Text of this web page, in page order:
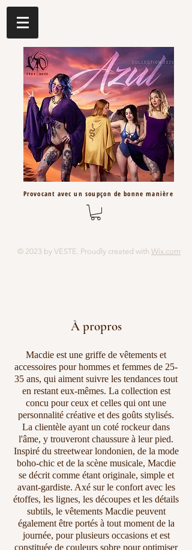
Provocant avec un soupçon de bonne manière
© 2023 by VESTE. Proudly created with Wix.com
À propros
Macdie est une griffe de vêtements et
accessoires pour hommes et femmes de 25-
35 ans, qui aiment suivre les tendances tout
en restant eux-mêmes. La collection est
concu pour ceux et celles qui ont une
personnalité créative et des goûts stylisés.
La clientèle ayant un coté rockeur dans
l'âme, y trouveront chaussure à leur pied.
Inspiré du streetwear londonien, de la mode
boho-chic et de la scène musicale, Macdie
se décrit comme étant originale, simple et
avant-gardiste. Axé sur le confort avec les
étoffes, les lignes, les découpes et les détails
subtils, le vêtements Macdie peuvent
également être portés à tout moment de la
journée, pour plusieurs occasions et est
constituée de couleurs sobre pour optimiser